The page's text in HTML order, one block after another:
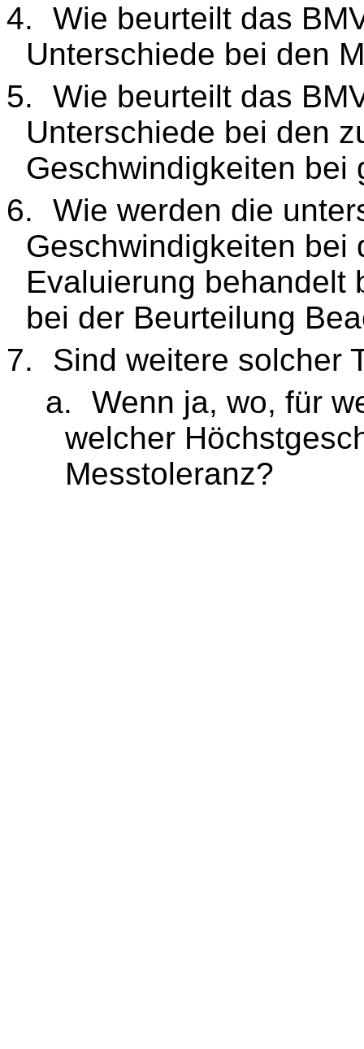
4.
Wie beurteilt das
Unterschiede bei den
5.
Wie beurteilt das
Unterschiede bei den
Geschwindigkeiten bei
6.
Wie werden die
Geschwindigkeiten bei
Evaluierung behandelt
bei der Beurteilung
7.
Sind weitere solcher
a.
Wenn ja, wo, für
welcher
Messtoleranz?